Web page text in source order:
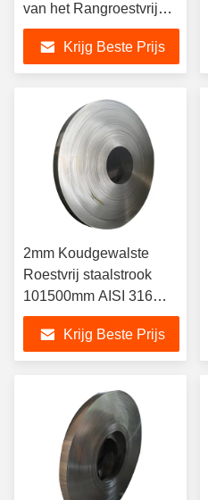
van het Rangroestvrije
staal
Krijg Beste Prijs
2mm Koudgewalste
Roestvrij staalstrook
101500mm AISI 316
Smalle Strook
Krijg Beste Prijs